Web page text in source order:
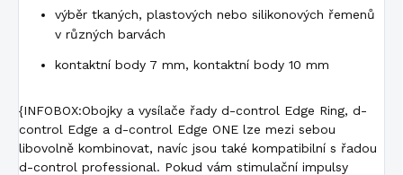
výběr tkaných, plastových nebo silikonových řemenů
v různých barvách
kontaktní body 7 mm, kontaktní body 10 mm
{INFOBOX:Obojky a vysílače řady d-control Edge Ring, d-
control Edge a d-control Edge ONE lze mezi sebou
libovolně kombinovat, navíc jsou také kompatibilní s řadou
d-control professional. Pokud vám stimulační impulsy